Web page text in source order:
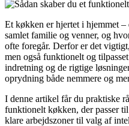
Et køkken er hjertet i hjemmet –
samlet familie og venner, og
ofte foregår. Derfor er det
men også funktionelt og
indretning og de rigtige
oprydning både nemmere og
I denne artikel får du praktiske
funktionelt køkken, der passer
klare arbejdszoner til valg af